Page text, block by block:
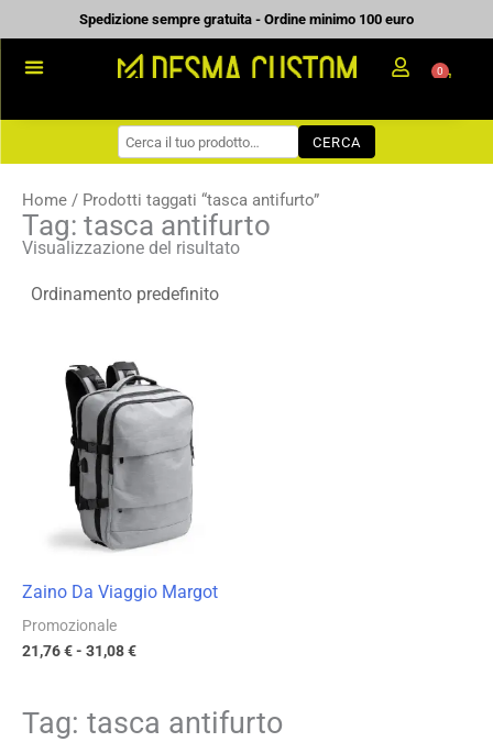
al
contenuto
Spedizione sempre gratuita - Ordine minimo 100 euro
WORKWEAR
COME ORDINARE
PREVENTIVI
CONTATTI
0
CERCA
Home / Prodotti taggati “tasca antifurto”
Tag: tasca antifurto
Visualizzazione del risultato
Zaino Da Viaggio Margot
Promozionale
21,76€- 31,08€
di
prezzo:
a
Tag: tasca antifurto